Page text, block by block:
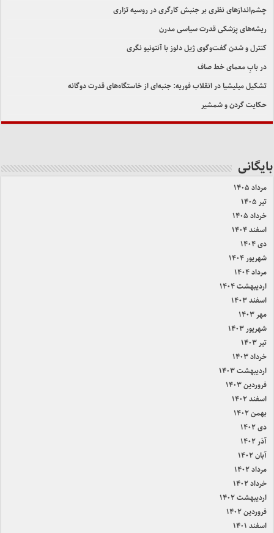
چشم‌اندازهای نظری بر جنبش کارگری در روسیه تزاری
ریشه‌های پزشکی قدرت سیاسی مدرن
کنترل و شدن گفت‌وگوی ژیل دلوز با آنتونیو نگری
در بابِ معمای خط صاف
تشکیل میلیشیا در انقلاب فوریه: جنبه‌ای از خاستگاه‌های قدرت دوگانه
حکایت گردن و شمشیر
بایگانی
مرداد ۱۴۰۵
تیر ۱۴۰۵
خرداد ۱۴۰۵
اسفند ۱۴۰۴
دی ۱۴۰۴
شهریور ۱۴۰۴
مرداد ۱۴۰۴
اردیبهشت ۱۴۰۴
اسفند ۱۴۰۳
مهر ۱۴۰۳
شهریور ۱۴۰۳
تیر ۱۴۰۳
خرداد ۱۴۰۳
اردیبهشت ۱۴۰۳
فروردین ۱۴۰۳
اسفند ۱۴۰۲
بهمن ۱۴۰۲
دی ۱۴۰۲
آذر ۱۴۰۲
آبان ۱۴۰۲
مرداد ۱۴۰۲
خرداد ۱۴۰۲
اردیبهشت ۱۴۰۲
فروردین ۱۴۰۲
اسفند ۱۴۰۱